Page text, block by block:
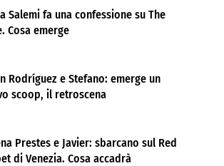
Salemi fa una confessione su The
Cosa emerge
Rodríguez e Stefano: emerge un
scoop, il retroscena
Prestes e Javier: sbarcano sul Red
di Venezia. Cosa accadrà